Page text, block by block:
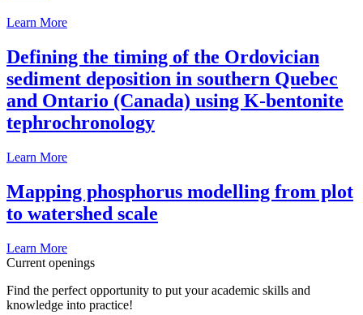
Learn More
Defining the timing of the Ordovician
sediment deposition in southern Quebec
and Ontario (Canada) using K-bentonite
tephrochronology
Learn More
Mapping phosphorus modelling from plot
to watershed scale
Learn More
Current openings
Find the perfect opportunity to put your academic skills and
knowledge into practice!